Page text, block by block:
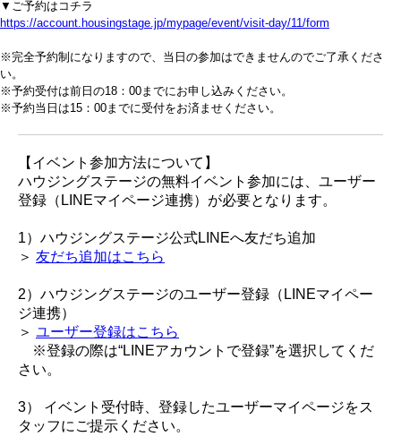
▼ご予約はコチラ
https://account.housingstage.jp/mypage/event/visit-day/11/form
※完全予約制になりますので、当日の参加はできませんのでご了承くださ
い。
※予約受付は前日の18：00までにお申し込みください。
※予約当日は15：00までに受付をお済ませください。
【イベント参加方法について】
ハウジングステージの無料イベント参加には、ユーザー
登録（LINEマイページ連携）が必要となります。
1）ハウジングステージ公式LINEへ友だち追加
＞ 友だち追加はこちら
2）ハウジングステージのユーザー登録（LINEマイペー
ジ連携）
＞ ユーザー登録はこちら
※登録の際は“LINEアカウントで登録”を選択してくだ
さい。
3） イベント受付時、登録したユーザーマイページをス
タッフにご提示ください。